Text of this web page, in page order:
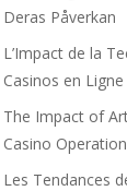
Deras Påverkan
L’Impact de la
Casinos en Ligne
The Impact of
Casino
Les Tendances